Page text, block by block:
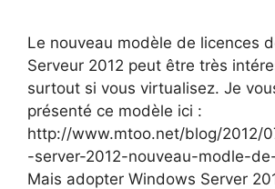
Le nouveau modèle de licences
Serveur 2012 peut être très
surtout si vous virtualisez. Je
présenté ce modèle ici :
http://www.mtoo.net/blog/2012/
-server-2012-nouveau-modle-
Mais adopter Windows Server